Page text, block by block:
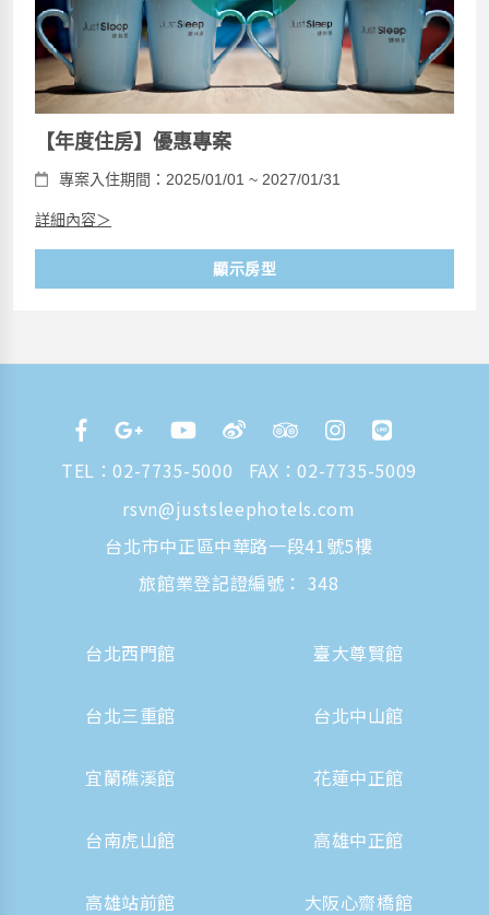
【年度住房】優惠專案
專案入住期間：2025/01/01 ~ 2027/01/31
詳細內容＞
顯示房型
TEL：02-7735-5000
FAX：02-7735-5009
rsvn@justsleephotels.com
台北市中正區中華路一段41號5樓
旅館業登記證編號： 348
台北西門館 臺大尊賢館
台北三重館 台北中山館
宜蘭礁溪館 花蓮中正館
台南虎山館 高雄中正館
高雄站前館 大阪心齋橋館